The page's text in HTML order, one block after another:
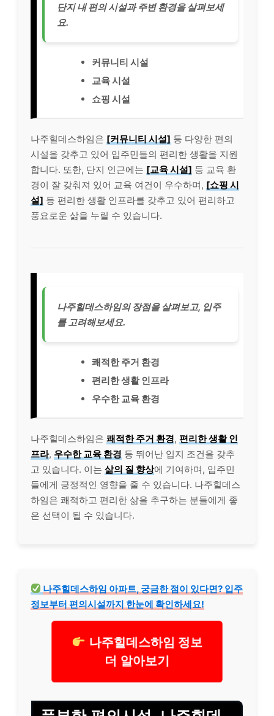
단지 내 편의 시설과 주변 환경을 살펴보세
요.
커뮤니티 시설
교육 시설
쇼핑 시설
나주힐데스하임은 [커뮤니티 시설] 등 다양한 편의
시설을 갖추고 있어 입주민들의 편리한 생활을 지원
합니다. 또한, 단지 인근에는 [교육 시설] 등 교육 환
경이 잘 갖춰져 있어 교육 여건이 우수하며, [쇼핑 시
설] 등 편리한 생활 인프라를 갖추고 있어 편리하고
풍요로운 삶을 누릴 수 있습니다.
나주힐데스하임의 장점을 살펴보고, 입주
를 고려해보세요.
쾌적한 주거 환경
편리한 생활 인프라
우수한 교육 환경
나주힐데스하임은 쾌적한 주거 환경, 편리한 생활 인
프라, 우수한 교육 환경 등 뛰어난 입지 조건을 갖추
고 있습니다. 이는 삶의 질 향상에 기여하며, 입주민
들에게 긍정적인 영향을 줄 수 있습니다. 나주힐데스
하임은 쾌적하고 편리한 삶을 추구하는 분들에게 좋
은 선택이 될 수 있습니다.
나주힐데스하임 아파트, 궁금한 점이 있다면? 입주
정보부터 편의시설까지 한눈에 확인하세요!
나주힐데스하임 정보
더 알아보기